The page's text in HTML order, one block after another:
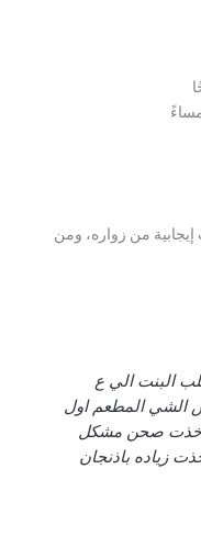
من زواره، ومن
البنت الي ع
الشي المطعم اول
اخذت صحن مشكل
زياده باذنجان